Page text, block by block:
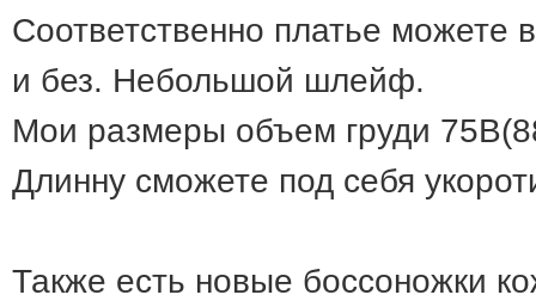
Соответственно платье можете
и без. Небольшой шлейф.
Мои размеры объем груди
Длинну сможете под себя
Также есть новые боссоножки